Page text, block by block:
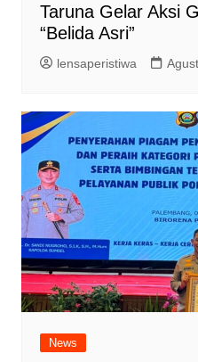
Taruna Gelar Aksi
“Belida Asri”
lensaperistiwa
News